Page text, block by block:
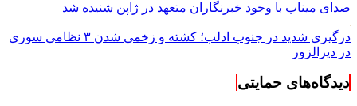
صدای میناب با وجود خبرنگاران متعهد در ژاپن شنیده شد
درگیری شدید در جنوب ادلب؛ کشته و زخمی شدن ۳ نظامی سوری
در دیرالزور
دیدگاه‌های حمایتی